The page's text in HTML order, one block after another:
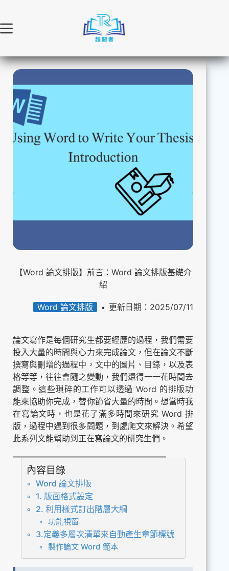
主
內
容
【Word 論文排版】前言：Word 論文排版基礎介
紹
Word 論文排版 更新日期：2025/07/11
論文寫作是每個研究生都要經歷的過程，我們需要
投入大量的時間與心力來完成論文，但在論文不斷
撰寫與刪增的過程中，文中的圖片、目錄，以及表
格等等，往往會隨之變動，我們還得一一花時間去
調整。這些瑣碎的工作可以透過 Word 的排版功
能來協助你完成，替你節省大量的時間。想當時我
在寫論文時，也是花了滿多時間來研究 Word 排
版，過程中遇到很多問題，到處爬文來解決。希望
此系列文能幫助到正在寫論文的研究生們。
內容目錄
Word 論文排版
1. 版面格式設定
2. 利用樣式訂出階層大綱
功能視窗
3.定義多層次清單來自動產生章節標號
製作論文 Word 範本